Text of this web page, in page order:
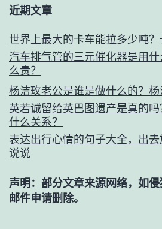
近期文章
世界上最大的卡车能拉多少吨？
汽车排气管的三元催化器是用
么贵？
杨洁玫老公是谁是做什么的？杨
英若诚留给英巴图遗产是真的
什么关系？
表达出行心情的句子大全，出
说说
声明：部分文章来源网络，如
邮件申请删除。